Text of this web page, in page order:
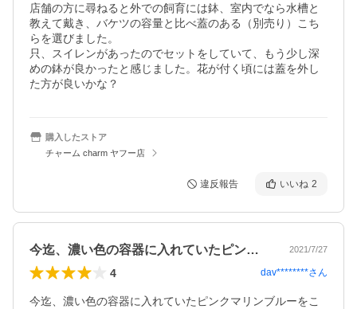
店舗の方に尋ねると外での飼育には鉢、室内でなら水槽と
教えて戴き、バケツの容量と比べ蓋のある（別売り）こち
らを選びました。
只、スイレンがあったのでセットをしていて、もう少し深
めの鉢が良かったと感じました。花が付く頃には蓋を外し
た方が良いかな？
購入したストア
チャーム charm ヤフー店
違反報告 いいね 2
今迄、濃い色の容器に入れていたピンクマ… 2021/7/27
4 dav********さん
今迄、濃い色の容器に入れていたピンクマリンブルーをこ